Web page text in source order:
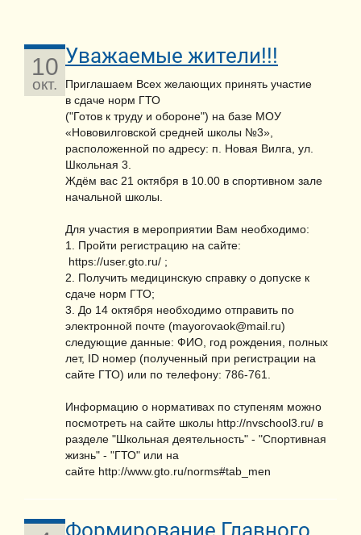
10
окт.
Уважаемые жители!!!
Приглашаем Всех желающих принять участие
в сдаче норм ГТО
("Готов к труду и обороне") на базе МОУ
«Нововилговской средней школы №3»,
расположенной по адресу: п. Новая Вилга, ул.
Школьная 3.
Ждём вас 21 октября в 10.00 в спортивном зале
начальной школы.
Для участия в мероприятии Вам необходимо:
1. Пройти регистрацию на сайте:
https://user.gto.ru/ ;
2. Получить медицинскую справку о допуске к
сдаче норм ГТО;
3. До 14 октября необходимо отправить по
электронной почте (mayorovaok@mail.ru)
следующие данные: ФИО, год рождения, полных
лет, ID номер (полученный при регистрации на
сайте ГТО) или по телефону: 786-761.
Информацию о нормативах по ступеням можно
посмотреть на сайте школы http://nvschool3.ru/ в
разделе "Школьная деятельность" - "Спортивная
жизнь" - "ГТО" или на
сайте http://www.gto.ru/norms#tab_men
Формирование Главного